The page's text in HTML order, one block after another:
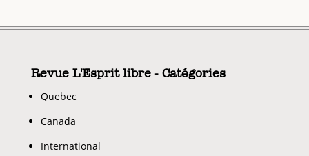
Revue L'Esprit libre - Catégories
Quebec
Canada
International